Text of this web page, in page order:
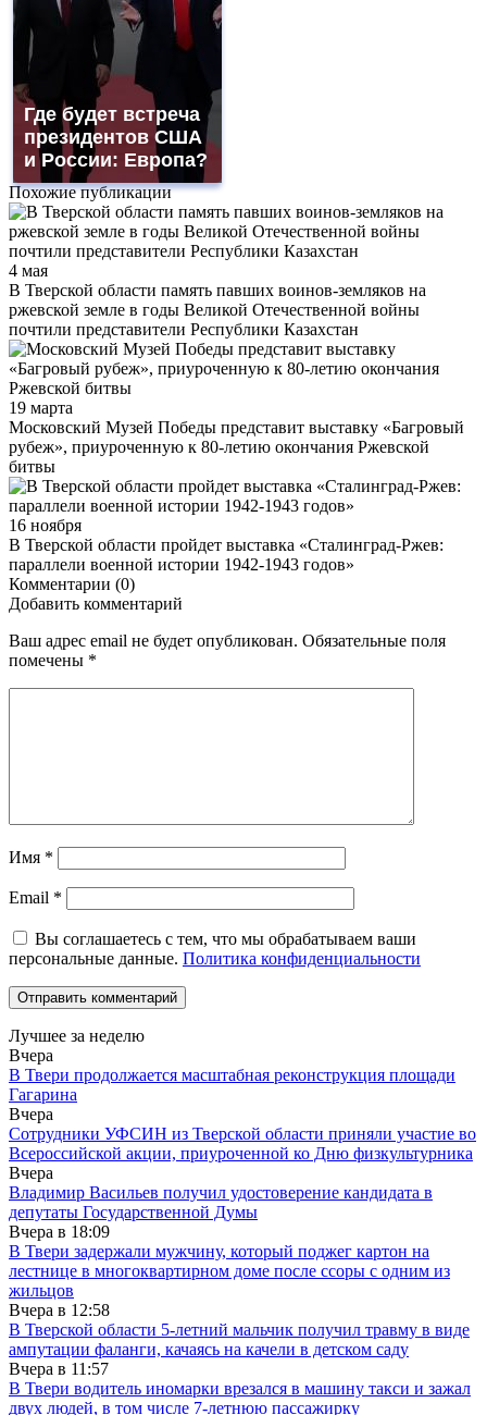
Где будет встреча
президентов США
и России: Европа?
Похожие публикации
4 мая
В Тверской области память павших воинов-земляков на
ржевской земле в годы Великой Отечественной войны
почтили представители Республики Казахстан
19 марта
Московский Музей Победы представит выставку «Багровый
рубеж», приуроченную к 80-летию окончания Ржевской
битвы
16 ноября
В Тверской области пройдет выставка «Сталинград-Ржев:
параллели военной истории 1942-1943 годов»
Комментарии (0)
Добавить комментарий
Ваш адрес email не будет опубликован. Обязательные поля
помечены *
Имя *
Email *
Вы соглашаетесь с тем, что мы обрабатываем ваши
персональные данные. Политика конфиденциальности
Лучшее за неделю
Вчера
В Твери продолжается масштабная реконструкция площади
Гагарина
Вчера
Сотрудники УФСИН из Тверской области приняли участие во
Всероссийской акции, приуроченной ко Дню физкультурника
Вчера
Владимир Васильев получил удостоверение кандидата в
депутаты Государственной Думы
Вчера в 18:09
В Твери задержали мужчину, который поджег картон на
лестнице в многоквартирном доме после ссоры с одним из
жильцов
Вчера в 12:58
В Тверской области 5-летний мальчик получил травму в виде
ампутации фаланги, качаясь на качели в детском саду
Вчера в 11:57
В Твери водитель иномарки врезался в машину такси и зажал
двух людей, в том числе 7-летнюю пассажирку